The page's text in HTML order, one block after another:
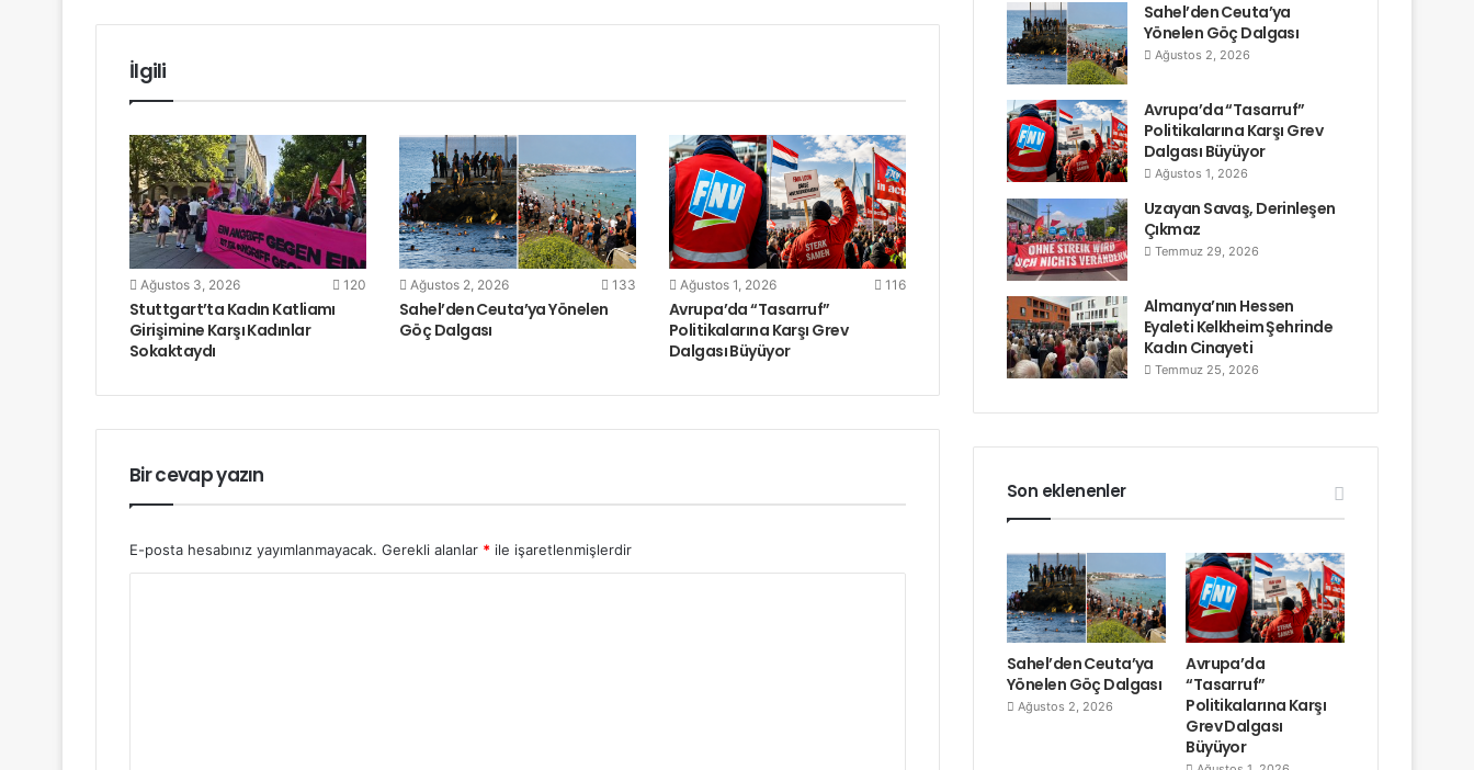
İlgili
Ağustos 3, 2026 120
Stuttgart’ta Kadın Katliamı
Girişimine Karşı Kadınlar
Sokaktaydı
Ağustos 2, 2026 133
Sahel’den Ceuta’ya Yönelen
Göç Dalgası
Ağustos 1, 2026 116
Avrupa’da “Tasarruf”
Politikalarına Karşı Grev
Dalgası Büyüyor
Bir cevap yazın
E-posta hesabınız yayımlanmayacak. Gerekli alanlar * ile işaretlenmişlerdir
Sahel’den Ceuta’ya
Yönelen Göç Dalgası
Ağustos 2, 2026
Avrupa’da “Tasarruf”
Politikalarına Karşı Grev
Dalgası Büyüyor
Ağustos 1, 2026
Uzayan Savaş, Derinleşen
Çıkmaz
Temmuz 29, 2026
Almanya’nın Hessen
Eyaleti Kelkheim Şehrinde
Kadın Cinayeti
Temmuz 25, 2026
Son eklenenler
Sahel’den Ceuta’ya
Yönelen Göç Dalgası
Ağustos 2, 2026
Avrupa’da
“Tasarruf”
Politikalarına Karşı
Grev Dalgası
Büyüyor